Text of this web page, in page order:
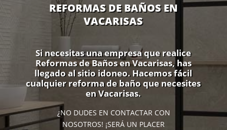
REFORMAS DE BAÑOS EN
VACARISAS
Si necesitas una empresa que realice
Reformas de Baños en Vacarisas, has
llegado al sitio idoneo. Hacemos fácil
cualquier reforma de baño que necesites
en Vacarisas.
¿NO DUDES EN CONTACTAR CON
NOSOTROS! ¡SERÁ UN PLACER